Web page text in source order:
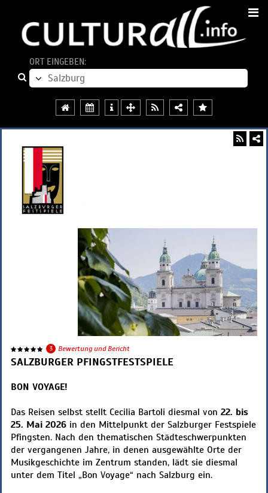
ORT EINGEBEN:
3 Bewertung und Bericht
SALZBURGER PFINGSTFESTSPIELE
BON VOYAGE!
Das Reisen selbst stellt Cecilia Bartoli diesmal von 22. bis
25. Mai 2026 in den Mittelpunkt der Salzburger Festspiele
Pfingsten. Nach den thematischen Städteschwerpunkten
der vergangenen Jahre, in denen ausgewählte Orte der
Musikgeschichte im Zentrum standen, lädt sie diesmal
unter dem Titel „Bon Voyage“ nach Salzburg ein.